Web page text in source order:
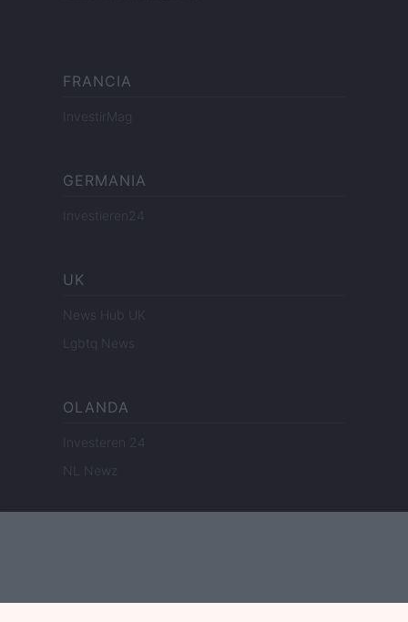
FRANCIA
InvestirMag
GERMANIA
Investieren24
UK
News Hub UK
Lgbtq News
OLANDA
Investeren 24
NL Newz